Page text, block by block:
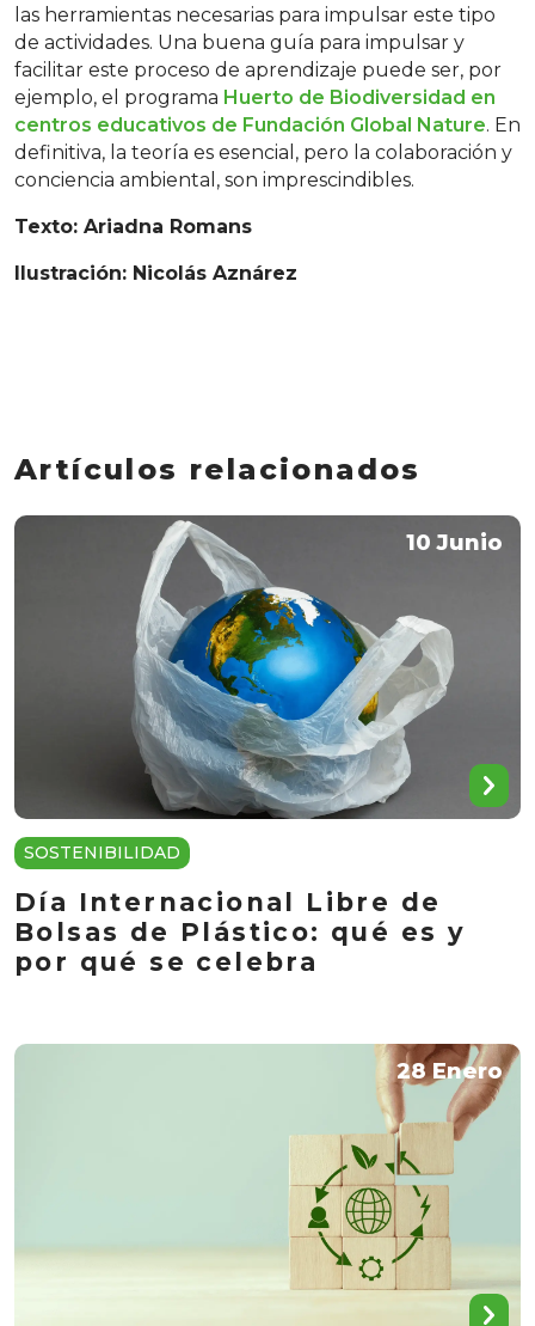
las herramientas necesarias para impulsar este tipo
de actividades. Una buena guía para impulsar y
facilitar este proceso de aprendizaje puede ser, por
ejemplo, el programa Huerto de Biodiversidad en
centros educativos de Fundación Global Nature. En
definitiva, la teoría es esencial, pero la colaboración y
conciencia ambiental, son imprescindibles.
Texto: Ariadna Romans
Ilustración: Nicolás Aznárez
Artículos relacionados
10 Junio
SOSTENIBILIDAD
Día Internacional Libre de
Bolsas de Plástico: qué es y
por qué se celebra
28 Enero